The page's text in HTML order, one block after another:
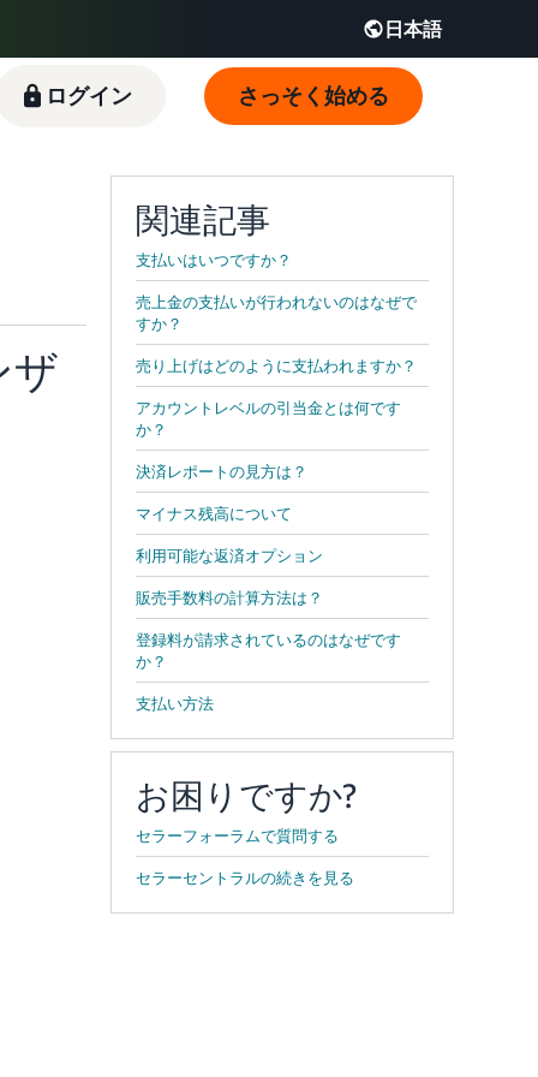
日本語
- JP English - JP
ログイン さっそく始める
ザ
関連記事
支払いはいつですか？
売上金の支払いが行われないのはなぜで
すか？
売り上げはどのように支払われますか？
アカウントレベルの引当金とは何です
か？
決済レポートの見方は？
マイナス残高について
利用可能な返済オプション
販売手数料の計算方法は？
登録料が請求されているのはなぜです
か？
支払い方法
お困りですか?
セラーフォーラムで質問する
セラーセントラルの続きを見る